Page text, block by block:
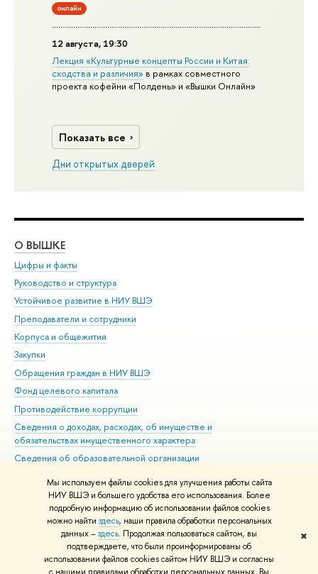
Мы используем файлы cookies для улучшения работы сайта
НИУ ВШЭ и большего удобства его использования. Более
подробную информацию об использовании файлов cookies
можно найти здесь, наши правила обработки персональных
данных –здесь. Продолжая пользоваться сайтом, вы
подтверждаете, что были проинформированы об
использовании файлов cookies сайтом НИУ ВШЭ и согласны
✖
онлайн
12 августа, 19:30
Лекция «Культурные концепты России и Китая:
сходства и различия» в рамках совместного
проекта кофейни «Полдень» и «Вышки Онлайн»
Показать все
Дни открытых дверей
О ВЫШКЕ
Цифры и факты
Руководство и структура
Устойчивое развитие в НИУ ВШЭ
Преподаватели и сотрудники
Корпуса и общежития
Закупки
Обращения граждан в НИУ ВШЭ
Фонд целевого капитала
Противодействие коррупции
Сведения о доходах, расходах, об имуществе и
обязательствах имущественного характера
Сведения об образовательной организации
Людям с ограниченными возможностями здоровья
Единая платежная страница
Работа в Вышке
© НИУ ВШЭ 1993–2026 Адреса и контакты Условия использования